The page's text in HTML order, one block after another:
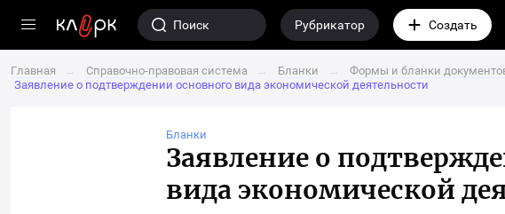
Переход
страницу
Поиск Рубрикатор
Переход
на
добавления
записи
Создать
Главная → Справочно-правовая система → Бланки → Формы и бланки
Заявление о подтверждении основного вида экономической деятельности
Бланки
Заявление о
вида экономической